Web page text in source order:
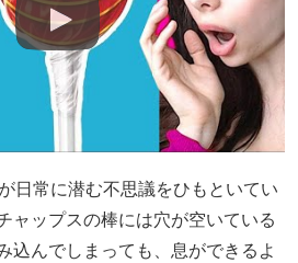
日常に潜む不思議をひもといてい
ャップスの棒には穴が空いている
んでしまっても、息ができるよ